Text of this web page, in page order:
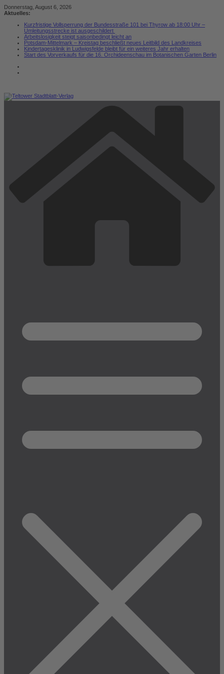
Zum
Inhalt
Donnerstag, August 6, 2026
Aktuelles:
Kurzfristige Vollsperrung der Bundesstraße 101 bei Thyrow ab 18:00 Uhr –
Umleitungsstrecke ist ausgeschildert
Arbeitslosigkeit steigt saisonbedingt leicht an
Potsdam-Mittelmark – Kreistag beschließt neues Leitbild des Landkreises
Kindertagesklinik in Ludwigsfelde bleibt für ein weiteres Jahr erhalten
Start des Vorverkaufs für die 16. Orchideenschau im Botanischen Garten Berlin